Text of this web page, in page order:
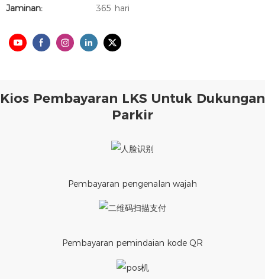
Jaminan:
365 hari
Kios Pembayaran LKS Untuk Dukungan
Parkir
Pembayaran pengenalan wajah
Pembayaran pemindaian kode QR